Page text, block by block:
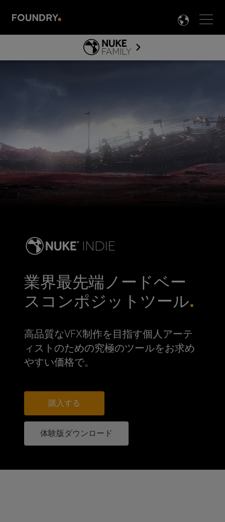

NUKE
INDIE
HIERO ガイド＆ドキュメント
業界最先端ノードベー
スコンポジットツール
高品質なVFX制作を目指す個人アーテ
ィストのための究極のツールをお求め
やすい価格で。
購入する
体験版ダウンロード